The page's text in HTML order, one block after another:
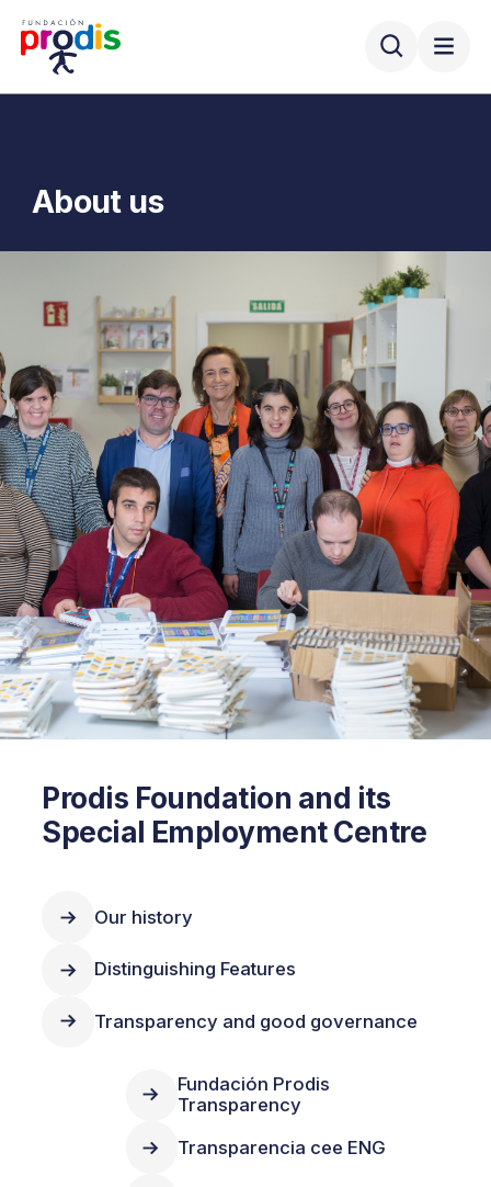
About us
Prodis Foundation and its
Special Employment Centre
Our history
Distinguishing Features
Transparency and good governance
Fundación Prodis
Transparency
Transparencia cee ENG